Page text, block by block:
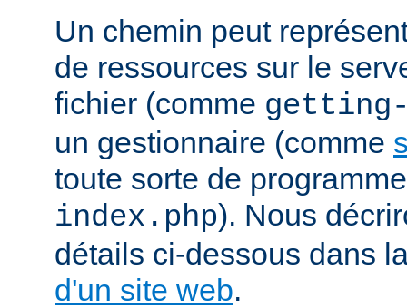
Un chemin peut
de ressources sur le
fichier (comme
un gestionnaire (comme
toute sorte de
index.php). Nous
détails ci-dessous dans
d'un site web.